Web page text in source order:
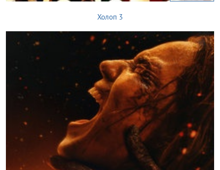
Холоп 3